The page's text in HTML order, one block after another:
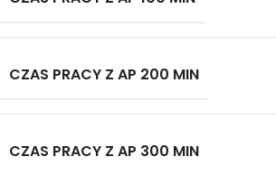
CZAS PRACY Z AP 200 MIN
CZAS PRACY Z AP 300 MIN